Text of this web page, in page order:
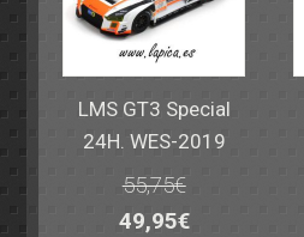
LMS GT3 Special
24H. WES-2019
55,75€
El
49,95€El